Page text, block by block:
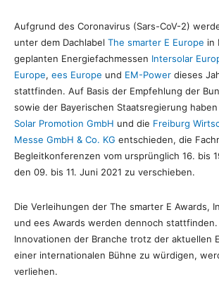
Aufgrund des Coronavirus (Sars-CoV-2)
unter dem Dachlabel The smarter E Europe in
geplanten Energiefachmessen Intersolar
Europe, ees Europe und EM-Power dieses
stattfinden. Auf Basis der Empfehlung der
sowie der Bayerischen Staatsregierung
Solar Promotion GmbH und die Freiburg
Messe GmbH & Co. KG entschieden, die
Begleitkonferenzen vom ursprünglich 16. bis
den 09. bis 11. Juni 2021 zu verschieben.
Die Verleihungen der The smarter E Awards,
und ees Awards werden dennoch stattfinden.
Innovationen der Branche trotz der aktuellen
einer internationalen Bühne zu würdigen,
verliehen.